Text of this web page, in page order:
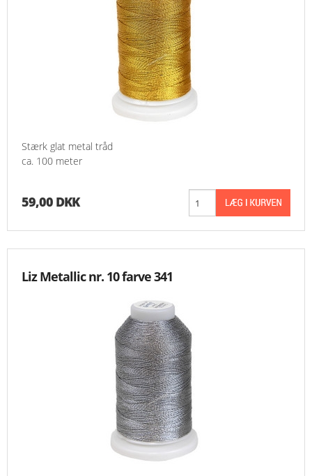
VILKÅR
ENGELSK
Stærk glat metal tråd
ca. 100 meter
59,00 DKK
Liz Metallic nr. 10 farve 341